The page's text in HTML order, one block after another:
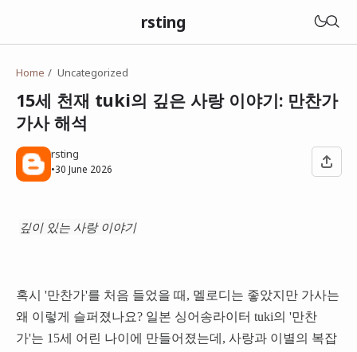
rsting
Home Uncategorized
15세 천재 tuki의 깊은 사랑 이야기: 만찬가
가사 해석
rsting
•30 June 2026
깊이 있는 사랑 이야기
혹시 '만찬가'를 처음 들었을 때, 멜로디는 좋았지만 가사는
왜 이렇게 슬퍼졌나요? 일본 싱어송라이터 tuki의 '만찬
가'는 15세 어린 나이에 만들어졌는데, 사랑과 이별의 복잡